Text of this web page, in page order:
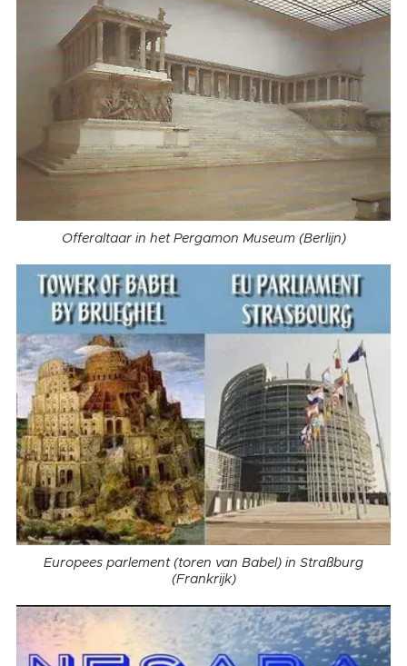
Offeraltaar in het Pergamon Museum (Berlijn)
Europees parlement (toren van Babel) in Straßburg
(Frankrijk)